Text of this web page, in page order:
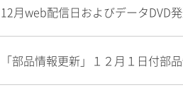
12月web配信日およびデータDVD
「部品情報更新」１２月１日付部